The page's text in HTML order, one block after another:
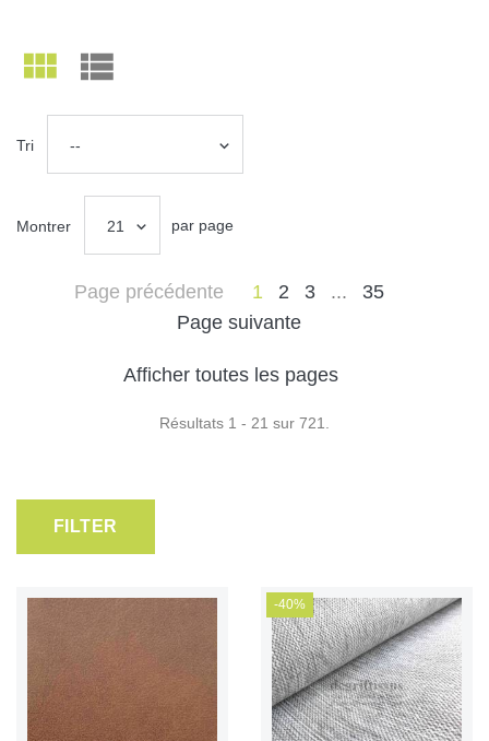
Tri --
Montrer 21 par page
Page précédente 1 2 3 ...
35
Page suivante
Afficher toutes les pages
Résultats 1 - 21 sur 721.
FILTER
-40%